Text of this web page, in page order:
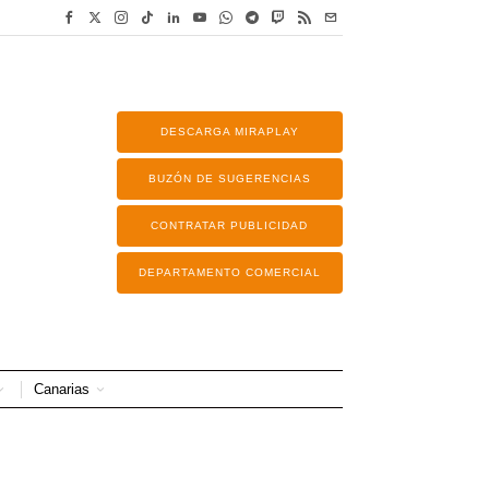
DESCARGA MIRAPLAY
BUZÓN DE SUGERENCIAS
CONTRATAR PUBLICIDAD
DEPARTAMENTO COMERCIAL
Canarias